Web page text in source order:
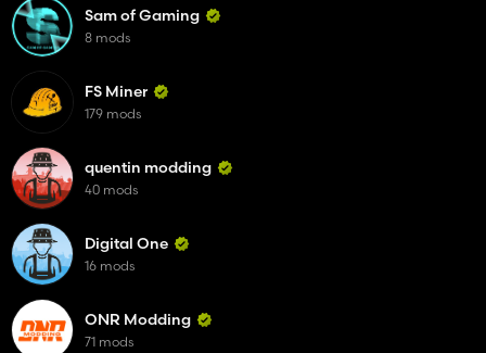
Sam of Gaming
8 mods
FS Miner
179 mods
quentin modding
40 mods
Digital One
16 mods
ONR Modding
71 mods